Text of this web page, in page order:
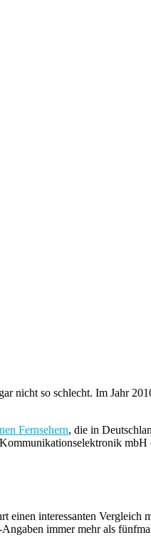
nicht so schlecht. Im Jahr
Fernsehern, die in
mbH
einen interessanten
immer mehr als